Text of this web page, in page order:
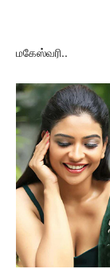
மகேஸ்வரி..